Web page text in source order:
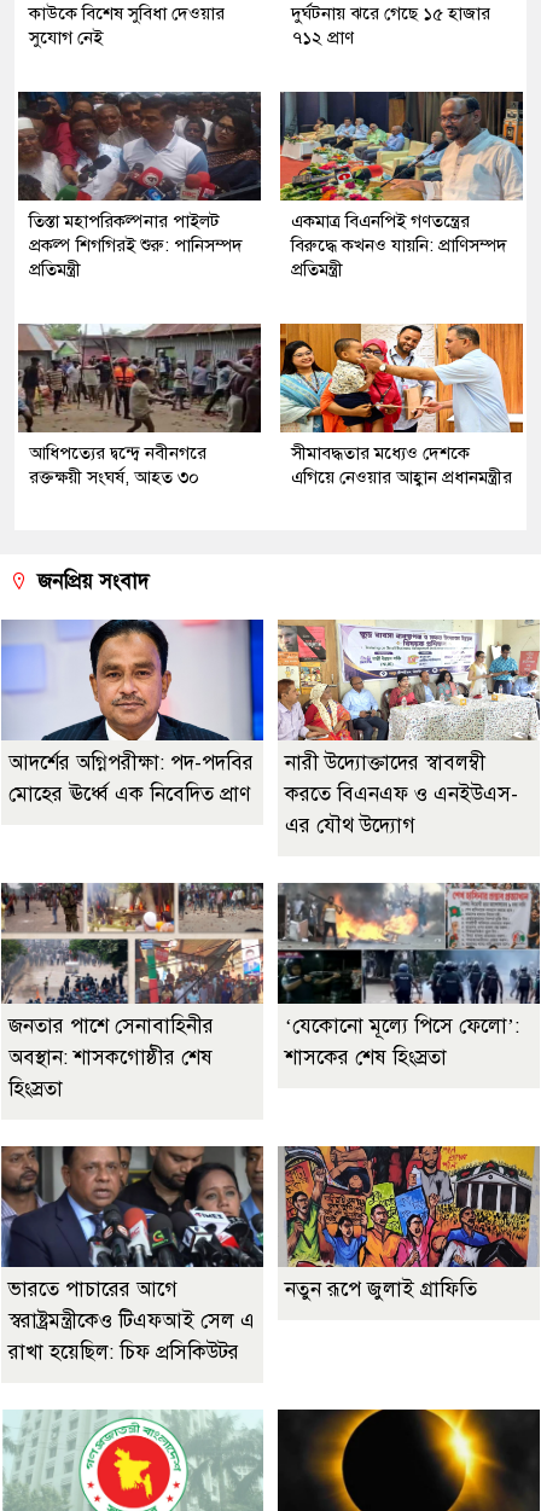
কাউকে বিশেষ সুবিধা দেওয়ার
সুযোগ নেই
দুর্ঘটনায় ঝরে গেছে ১৫ হাজার
৭১২ প্রাণ
তিস্তা মহাপরিকল্পনার পাইলট
প্রকল্প শিগগিরই শুরু: পানিসম্পদ
প্রতিমন্ত্রী
একমাত্র বিএনপিই গণতন্ত্রের
বিরুদ্ধে কখনও যায়নি: প্রাণিসম্পদ
প্রতিমন্ত্রী
আধিপত্যের দ্বন্দ্বে নবীনগরে
রক্তক্ষয়ী সংঘর্ষ, আহত ৩০
সীমাবদ্ধতার মধ্যেও দেশকে
এগিয়ে নেওয়ার আহ্বান প্রধানমন্ত্রীর
জনপ্রিয় সংবাদ
আদর্শের অগ্নিপরীক্ষা: পদ-পদবির
মোহের ঊর্ধ্বে এক নিবেদিত প্রাণ
নারী উদ্যোক্তাদের স্বাবলম্বী
করতে বিএনএফ ও এনইউএস-
এর যৌথ উদ্যোগ
জনতার পাশে সেনাবাহিনীর
অবস্থান: শাসকগোষ্ঠীর শেষ
হিংস্রতা
‘যেকোনো মূল্যে পিসে ফেলো’:
শাসকের শেষ হিংস্রতা
ভারতে পাচারের আগে
স্বরাষ্ট্রমন্ত্রীকেও টিএফআই সেল এ
রাখা হয়েছিল: চিফ প্রসিকিউটর
নতুন রূপে জুলাই গ্রাফিতি